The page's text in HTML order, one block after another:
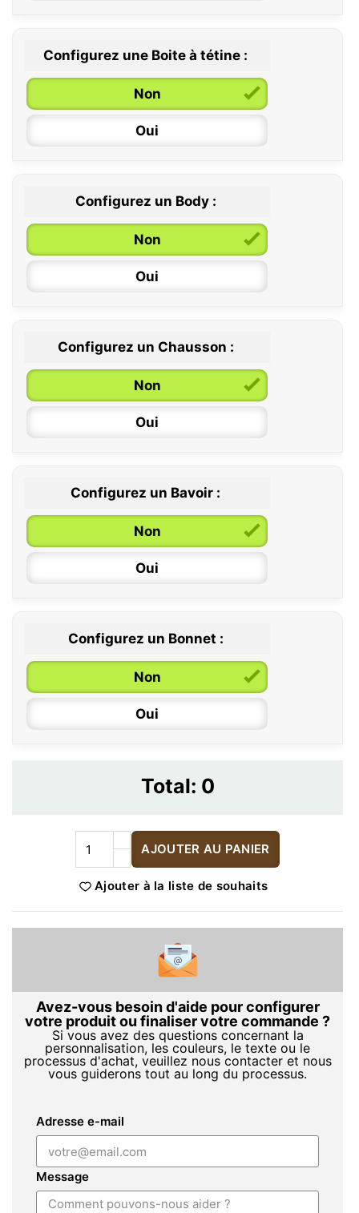
Configurez une Boite à tétine :
Non
Oui
Configurez un Body :
Non
Oui
0 / 6 mois
6 / 12 mois
12 / 18 mois
Configurez un Chausson :
Non
Oui
Configurez un Bavoir :
Non
Oui
Configurez un Bonnet :
Non
Oui
Total: 0
AJOUTER AU PANIER
Ajouter à la liste de souhaits
Avez-vous besoin d'aide pour configurer
votre produit ou finaliser votre commande ?
Si vous avez des questions concernant la
personnalisation, les couleurs, le texte ou le
processus d'achat, veuillez nous contacter et nous
vous guiderons tout au long du processus.
Adresse e-mail
Message